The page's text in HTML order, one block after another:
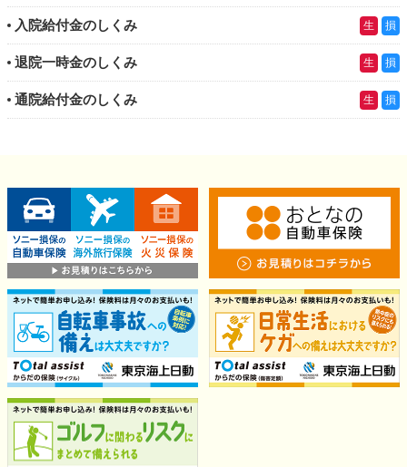
入院給付金のしくみ 生 損
退院一時金のしくみ 生 損
通院給付金のしくみ 生 損